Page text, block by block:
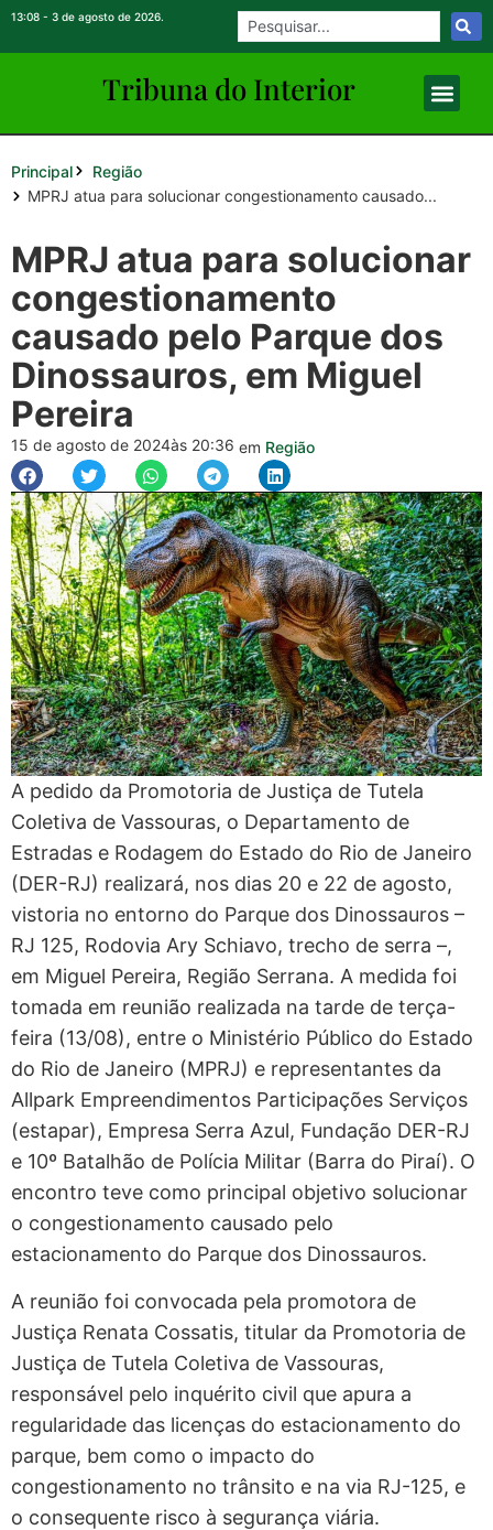
13:08 - 3 de agosto de 2026.
Tribuna do Interior
Principal
Região
MPRJ atua para solucionar congestionamento causado...
MPRJ atua para solucionar
congestionamento
causado pelo Parque dos
Dinossauros, em Miguel
Pereira
15 de agosto de 2024às 20:36 em Região
A pedido da Promotoria de Justiça de Tutela
Coletiva de Vassouras, o Departamento de
Estradas e Rodagem do Estado do Rio de Janeiro
(DER-RJ) realizará, nos dias 20 e 22 de agosto,
vistoria no entorno do Parque dos Dinossauros –
RJ 125, Rodovia Ary Schiavo, trecho de serra –,
em Miguel Pereira, Região Serrana. A medida foi
tomada em reunião realizada na tarde de terça-
feira (13/08), entre o Ministério Público do Estado
do Rio de Janeiro (MPRJ) e representantes da
Allpark Empreendimentos Participações Serviços
(estapar), Empresa Serra Azul, Fundação DER-RJ
e 10º Batalhão de Polícia Militar (Barra do Piraí). O
encontro teve como principal objetivo solucionar
o congestionamento causado pelo
estacionamento do Parque dos Dinossauros.
A reunião foi convocada pela promotora de
Justiça Renata Cossatis, titular da Promotoria de
Justiça de Tutela Coletiva de Vassouras,
responsável pelo inquérito civil que apura a
regularidade das licenças do estacionamento do
parque, bem como o impacto do
congestionamento no trânsito e na via RJ-125, e
o consequente risco à segurança viária.